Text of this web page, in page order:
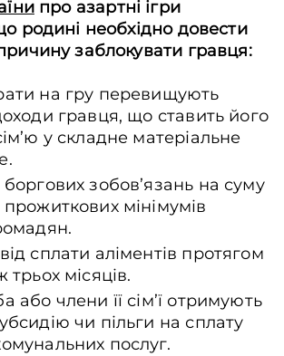
про азартні ігри
родині необхідно довести
заблокувати гравця:
на гру перевищують
гравця, що ставить його
у складне матеріальне
боргових зобов’язань на суму
мінімумів
сплати аліментів протягом
трьох місяців.
або члени її сім’ї отримують
чи пільги на сплату
послуг.